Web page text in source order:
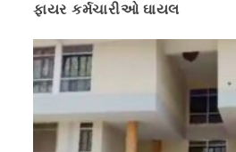
ફાયર કર્મચારીઓ ઘાયલ